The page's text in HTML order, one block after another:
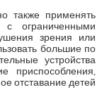
также применять
ограниченными
зрения или
большие по
устройства
приспособления,
отставание детей